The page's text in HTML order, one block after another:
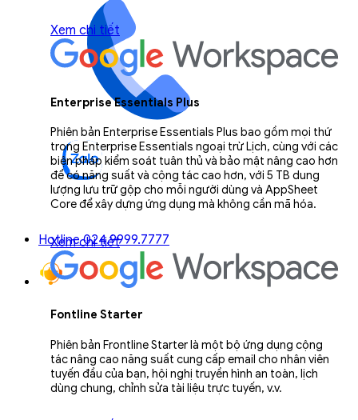
Hotline 024.9999.7777
Xem chi tiết
Enterprise Essentials Plus
Phiên bản Enterprise Essentials Plus bao gồm mọi thứ
trong Enterprise Essentials ngoại trừ Lịch, cùng với các
biện pháp kiểm soát tuân thủ và bảo mật nâng cao hơn
để có năng suất và cộng tác cao hơn, với 5 TB dung
lượng lưu trữ gộp cho mỗi người dùng và AppSheet
Core để xây dựng ứng dụng mà không cần mã hóa.
Xem chi tiết
Fontline Starter
Phiên bản Frontline Starter là một bộ ứng dụng cộng
tác nâng cao năng suất cung cấp email cho nhân viên
tuyến đầu của bạn, hội nghị truyền hình an toàn, lịch
dùng chung, chỉnh sửa tài liệu trực tuyến, v.v.